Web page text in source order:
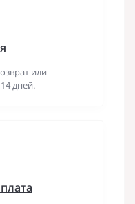
или
дней.